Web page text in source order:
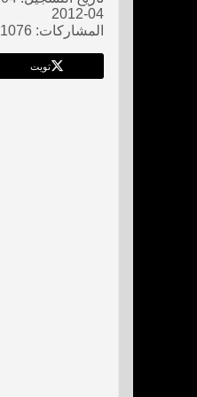
04-2012
المشاركات: 1076
تويت